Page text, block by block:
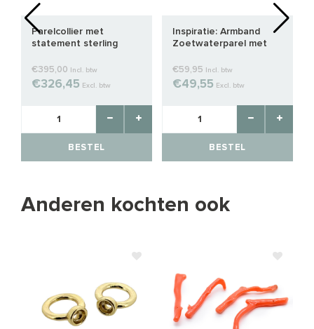
Parelcollier met
statement sterling
€395,00 Incl. btw
€326,45 Excl. btw
BESTEL
Inspiratie: Armband
Zoetwaterparel met
€59,95 Incl. btw
€49,55 Excl. btw
BESTEL
Anderen kochten ook